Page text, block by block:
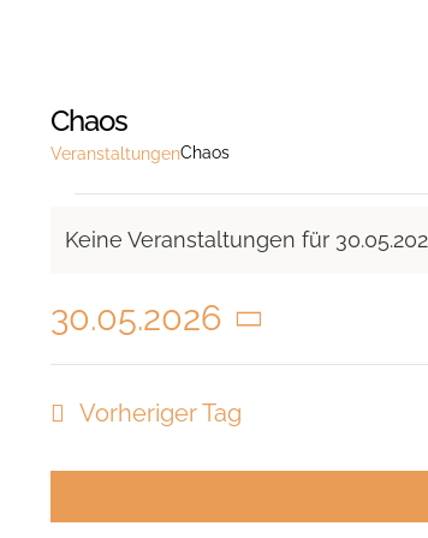
Chaos
VeranstaltungenChaos
für
Keine Veranstaltungen für
30.05.2026
Datum
wählen.
Vorheriger Tag